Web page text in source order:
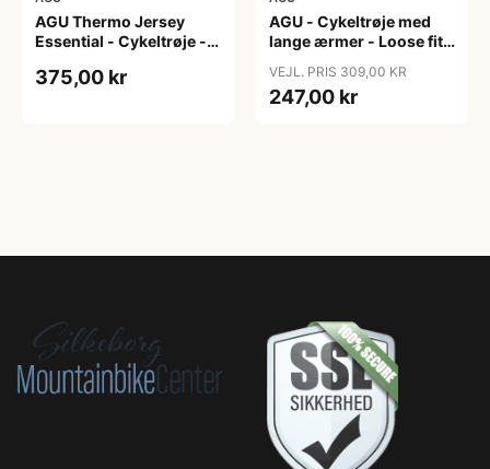
AGU Thermo Jersey
Essential - Cykeltrøje -
XXL
375,00 kr
AGU - Cykeltrøje med
lange ærmer - Loose fit -
VEJL. PRIS 309,00 KR
247,00 kr